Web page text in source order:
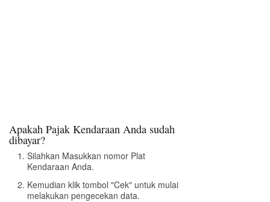
Apakah Pajak Kendaraan Anda sudah
dibayar?
Silahkan Masukkan nomor Plat
Kendaraan Anda.
Kemudian klik tombol "Cek" untuk mulai
melakukan pengecekan data.